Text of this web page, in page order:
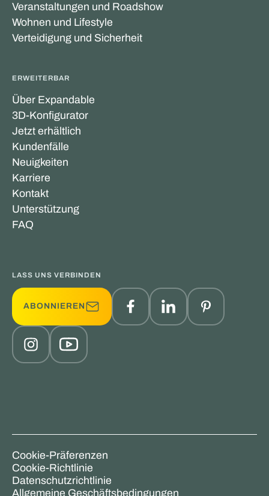
Veranstaltungen und Roadshow
Wohnen und Lifestyle
Verteidigung und Sicherheit
ERWEITERBAR
Über Expandable
3D-Konfigurator
Jetzt erhältlich
Kundenfälle
Neuigkeiten
Karriere
Kontakt
Unterstützung
FAQ
LASS UNS VERBINDEN
ABONNIEREN
Cookie-Präferenzen
Cookie-Richtlinie
Datenschutzrichtlinie
Allgemeine Geschäftsbedingungen